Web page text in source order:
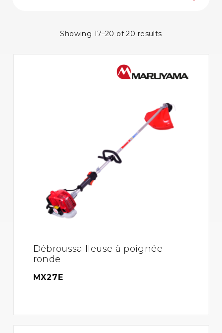
Showing 17–20 of 20 results
Débroussailleuse à poignée
ronde
MX27E